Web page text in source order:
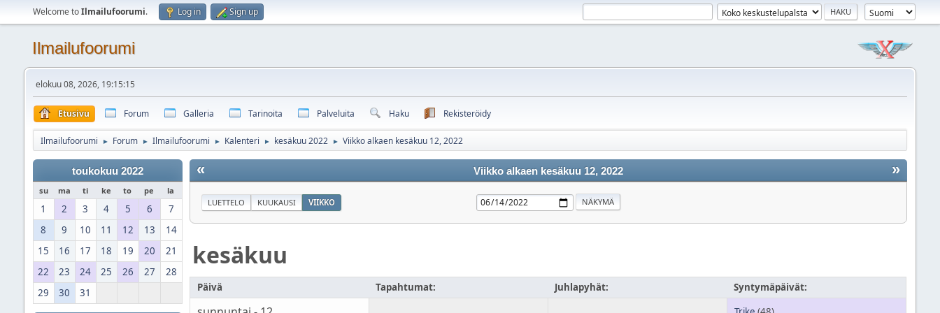
Welcome toIlmailufoorumi. Log in Sign up
Ilmailufoorumi
elokuu 08, 2026, 19:15:15
Etusivu Forum Galleria Tarinoita Palveluita Haku Rekisteröidy
Ilmailufoorumi ► Forum ► Ilmailufoorumi ► Kalenteri ► kesäkuu 2022 ► Viikko alkaen kesäkuu 12, 2022
toukokuu 2022
su ma ti ke to pe la
1 2 3 4 5 6
7
8
9 10 11 12 13
14
15
16 17 18 19 20
21
22
23 24 25 26 27
28
29
30 31
« »
Viikko alkaen kesäkuu 12, 2022
LUETTELO KUUKAUSI VIIKKO
kesäkuu
Päivä Tapahtumat: Juhlapyhät: Syntymäpäivät: